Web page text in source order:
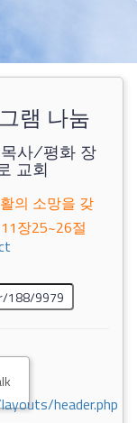
header.php
램 나눔
사/평화 장
교회
의 소망을 갖
장25~26절